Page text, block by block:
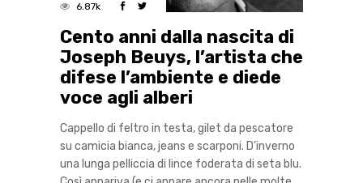
6.87k
Cento anni dalla nascita di
Joseph Beuys, l’artista che
difese l’ambiente e diede
voce agli alberi
Cappello di feltro in testa, gilet da pescatore
su camicia bianca, jeans e scarponi. D’inverno
una lunga pelliccia di lince foderata di seta blu.